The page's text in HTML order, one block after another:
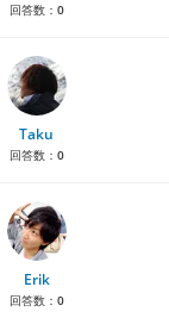
回答数： 0
Taku
回答数： 0
Erik
回答数： 0